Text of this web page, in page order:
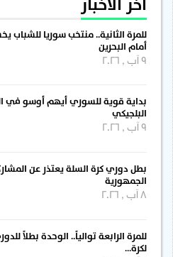
للمرة الثانية.. منتخب سوريا للشباب
أمام البحرين
بداية قوية للسوري أيهم أوسو في
البلجيكي
بطل دوري كرة السلة يعتذر عن
الجمهورية
للمرة الرابعة توالياً.. الوحدة بطلاً
لكرة…